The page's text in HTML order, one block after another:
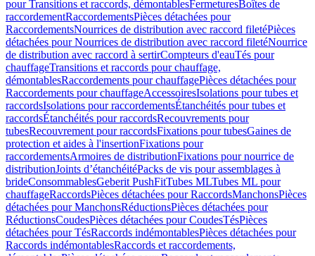
pour Transitions et raccords, démontablesFermeturesBoîtes de
raccordementRaccordementsPièces détachées pour
RaccordementsNourrices de distribution avec raccord filetéPièces
détachées pour Nourrices de distribution avec raccord filetéNourrice
de distribution avec raccord à sertirCompteurs d'eauTés pour
chauffageTransitions et raccords pour chauffage,
démontablesRaccordements pour chauffagePièces détachées pour
Raccordements pour chauffageAccessoiresIsolations pour tubes et
raccordsIsolations pour raccordementsÉtanchéités pour tubes et
raccordsÉtanchéités pour raccordsRecouvrements pour
tubesRecouvrement pour raccordsFixations pour tubesGaines de
protection et aides à l'insertionFixations pour
raccordementsArmoires de distributionFixations pour nourrice de
distributionJoints d’étanchéitéPacks de vis pour assemblages à
brideConsommablesGeberit PushFitTubes MLTubes ML pour
chauffageRaccordsPièces détachées pour RaccordsManchonsPièces
détachées pour ManchonsRéductionsPièces détachées pour
RéductionsCoudesPièces détachées pour CoudesTésPièces
détachées pour TésRaccords indémontablesPièces détachées pour
Raccords indémontablesRaccords et raccordements,